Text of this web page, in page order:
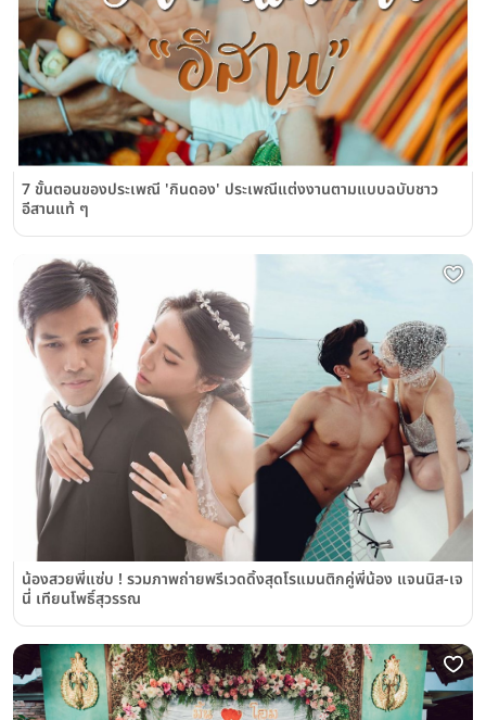
7 ขั้นตอนของประเพณี 'กินดอง' ประเพณีแต่งงานตามแบบฉบับชาว
อีสานแท้ ๆ
น้องสวยพี่แซ่บ ! รวมภาพถ่ายพรีเวดดิ้งสุดโรแมนติกคู่พี่น้อง แจนนิส-เจ
นี่ เทียนโพธิ์สุวรรณ